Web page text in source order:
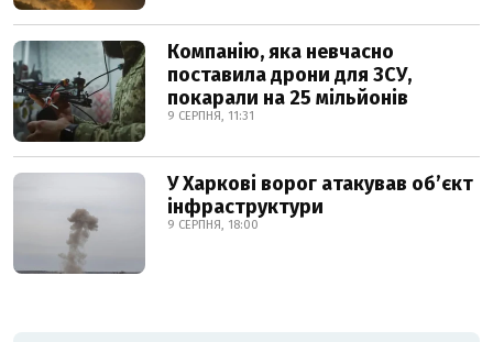
Компанію, яка невчасно
поставила дрони для ЗСУ,
покарали на 25 мільйонів
9 СЕРПНЯ, 11:31
У Харкові ворог атакував обʼєкт
інфраструктури
9 СЕРПНЯ, 18:00